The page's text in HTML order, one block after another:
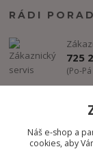
RÁDI
725
(Po-
Náš e-shop a
cookies, aby